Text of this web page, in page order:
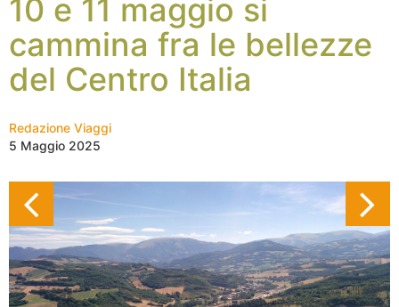
10 e 11 maggio si
cammina fra le bellezze
del Centro Italia
Redazione Viaggi
5 Maggio 2025